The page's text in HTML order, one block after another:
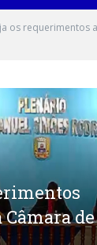
os requerimentos